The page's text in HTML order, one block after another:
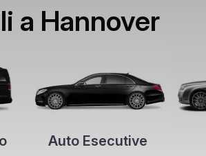
a Hannover
Auto Esecutive